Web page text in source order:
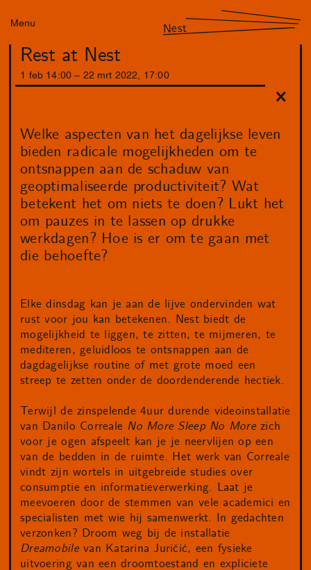
Menu Nest
Rest at Nest
1 feb 14 :00 22 mrt 2022 17 :00
Welke aspecten van het dagelijkse leven
bieden radicale mogelijkheden om te
ontsnappen aan de schaduw van
geoptimaliseerde productiviteit? Wat
betekent het om niets te doen? Lukt het
om pauzes in te lassen op drukke
werkdagen? Hoe is er om te gaan met
die behoefte?
Elke dinsdag kan je aan de lijve ondervinden wat
rust voor jou kan betekenen. Nest biedt de
mogelijkheid te liggen, te zitten, te mijmeren, te
mediteren, geluidloos te ontsnappen aan de
dagdagelijkse routine of met grote moed een
streep te zetten onder de doordenderende hectiek.
Terwijl de zinspelende 4­uur durende video­installatie
van Danilo Correale No More Sleep No Morezich
voor je ogen afspeelt kan je je neervlijen op een
van de bedden in de ruimte. Het werk van Correale
vindt zijn wortels in uitgebreide studies over
consumptie en informatieverwerking. Laat je
meevoeren door de stemmen van vele academici en
specialisten met wie hij samenwerkt. In gedachten
verzonken? Droom weg bij de installatie
Dreamobilevan Katarina Juričić, een fysieke
uitvoering van een droomtoestand en expliciete